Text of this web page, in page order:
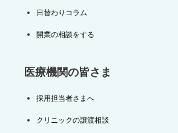
日替わりコラム
開業の相談をする
医療機関の皆さま
採用担当者さまへ
クリニックの譲渡相談